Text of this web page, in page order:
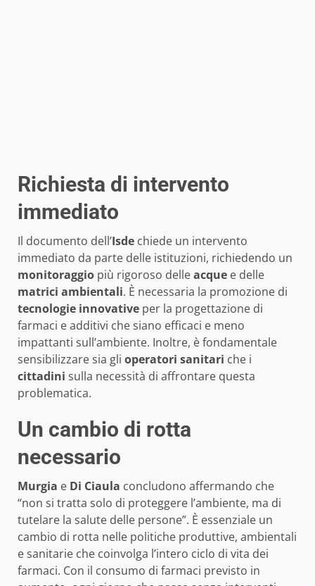
Richiesta di intervento
immediato
Il documento dell’Isde chiede un intervento
immediato da parte delle istituzioni, richiedendo un
monitoraggio più rigoroso delleacque e delle
matrici ambientali. È necessaria la promozione di
tecnologie innovative per la progettazione di
farmaci e additivi che siano efficaci e meno
impattanti sull’ambiente. Inoltre, è fondamentale
sensibilizzare sia gli operatori sanitari che i
cittadini sulla necessità di affrontare questa
problematica.
Un cambio di rotta
necessario
Murgia e Di Ciaula concludono affermando che
“non si tratta solo di proteggere l’ambiente, ma di
tutelare la salute delle persone”. È essenziale un
cambio di rotta nelle politiche produttive, ambientali
e sanitarie che coinvolga l’intero ciclo di vita dei
farmaci. Con il consumo di farmaci previsto in